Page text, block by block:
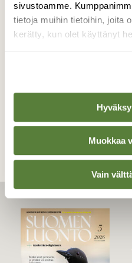
sivustoamme.
tietoja muihin tietoihin, joita
kerätty, kun olet käyttänyt
Muokkaa
Vain
Valokuvaaja: